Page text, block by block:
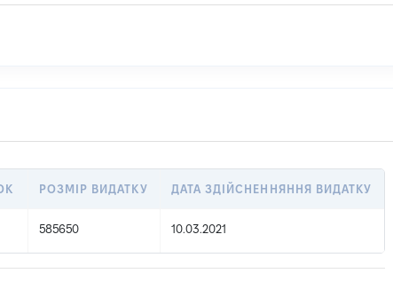
РОЗМІР ВИДАТКУ ДАТА ЗДІЙСНЕННЯННЯ ВИДАТКУ
585650 10.03.2021